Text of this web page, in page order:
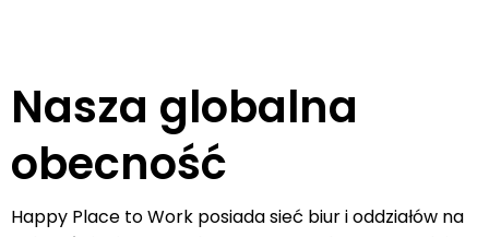
Nasza globalna
obecność
Happy Place to Work posiada sieć biur i oddziałów na